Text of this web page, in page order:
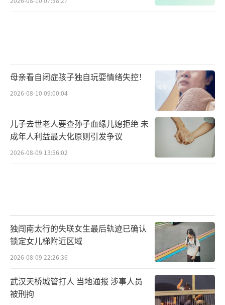
母亲看自闭症孩子独自玩耍情绪失控！
2026-08-10 09:00:04
儿子去世老人要查孙子血缘儿媳拒绝 未
成年人利益最大化原则引发争议
2026-08-09 13:56:02
独闯南太行的失联女生最后轨迹已确认
锁定女儿梯附近区域
2026-08-09 22:26:36
武汉天桥城管打人 当地通报 涉事人员
被刑拘